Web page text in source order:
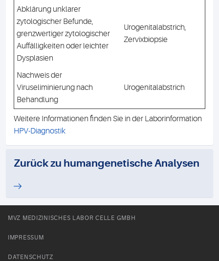
Abklärung unklarer
zytologischer Befunde,
grenzwertiger zytologischer
Auffälligkeiten oder leichter
Dysplasien
Urogenitalabstrich,
Zervixbiopsie
Nachweis der
Viruseliminierung nach
Behandlung
Urogenitalabstrich
Weitere Informationen finden Sie in der Laborinformation
HPV-Diagnostik
Zurück zu humangenetische Analysen
MVZ MEDIZINISCHES LABOR CELLE GMBH
IMPRESSUM
DATENSCHUTZ